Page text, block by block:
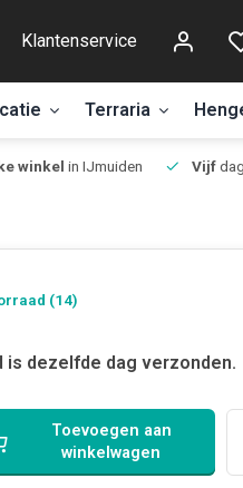
Klantenservice
Terraria
winkel in IJmuiden Vijf
(14)
is dezelfde dag verzonden.
Toevoegen aan
winkelwagen